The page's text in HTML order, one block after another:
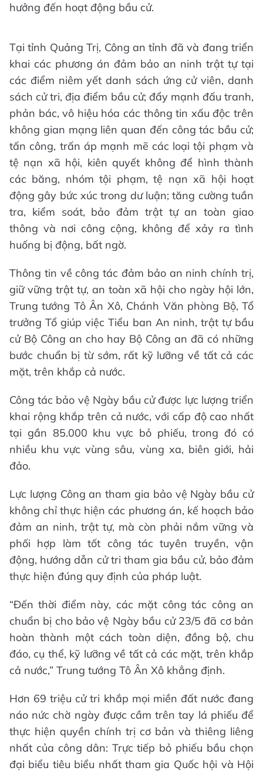
hưởng đến hoạt động bầu cử.
Tại tỉnh Quảng Trị, Công an tỉnh đã và đang triển
khai các phương án đảm bảo an ninh trật tự tại
các điểm niêm yết danh sách ứng cử viên, danh
sách cử tri, địa điểm bầu cử; đẩy mạnh đấu tranh,
phản bác, vô hiệu hóa các thông tin xấu độc trên
không gian mạng liên quan đến công tác bầu cử;
tấn công, trấn áp mạnh mẽ các loại tội phạm và
tệ nạn xã hội, kiên quyết không để hình thành
các băng, nhóm tội phạm, tệ nạn xã hội hoạt
động gây bức xúc trong dư luận; tăng cường tuần
tra, kiểm soát, bảo đảm trật tự an toàn giao
thông và nơi công cộng, không để xảy ra tình
huống bị động, bất ngờ.
Thông tin về công tác đảm bảo an ninh chính trị,
giữ vững trật tự, an toàn xã hội cho ngày hội lớn,
Trung tướng Tô Ân Xô, Chánh Văn phòng Bộ, Tổ
trưởng Tổ giúp việc Tiểu ban An ninh, trật tự bầu
cử Bộ Công an cho hay Bộ Công an đã có những
bước chuẩn bị từ sớm, rất kỹ lưỡng về tất cả các
mặt, trên khắp cả nước.
Công tác bảo vệ Ngày bầu cử được lực lượng triển
khai rộng khắp trên cả nước, với cấp độ cao nhất
tại gần 85.000 khu vực bỏ phiếu, trong đó có
nhiều khu vực vùng sâu, vùng xa, biên giới, hải
đảo.
Lực lượng Công an tham gia bảo vệ Ngày bầu cử
không chỉ thực hiện các phương án, kế hoạch bảo
đảm an ninh, trật tự, mà còn phải nắm vững và
phối hợp làm tốt công tác tuyên truyền, vận
động, hướng dẫn cử tri tham gia bầu cử, bảo đảm
thực hiện đúng quy định của pháp luật.
“Đến thời điểm này, các mặt công tác công an
chuẩn bị cho bảo vệ Ngày bầu cử 23/5 đã cơ bản
hoàn thành một cách toàn diện, đồng bộ, chu
đáo, cụ thể, kỹ lưỡng về tất cả các mặt, trên khắp
cả nước,” Trung tướng Tô Ân Xô khẳng định.
Hơn 69 triệu cử tri khắp mọi miền đất nước đang
náo nức chờ ngày được cầm trên tay lá phiếu để
thực hiện quyền chính trị cơ bản và thiêng liêng
nhất của công dân: Trực tiếp bỏ phiếu bầu chọn
đại biểu tiêu biểu nhất tham gia Quốc hội và Hội